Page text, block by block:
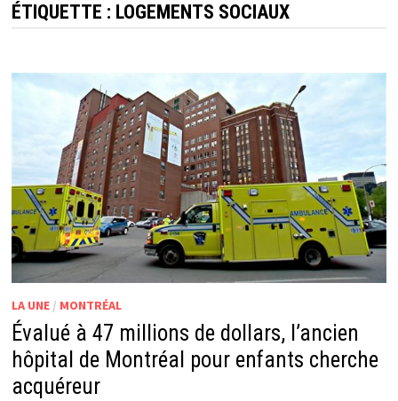
ÉTIQUETTE : LOGEMENTS SOCIAUX
LA UNE/ MONTRÉAL
Évalué à 47 millions de dollars, l’ancien
hôpital de Montréal pour enfants cherche
acquéreur